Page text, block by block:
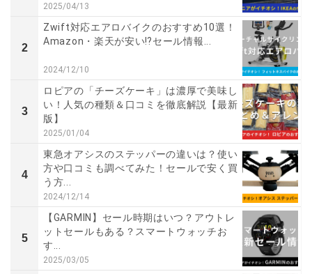
2025/04/13
2
Zwift対応エアロバイクのおすすめ10選！
Amazon・楽天が安い⁉セール情報...
2024/12/10
3
ロピアの「チーズケーキ」は濃厚で美味し
い！人気の種類＆口コミを徹底解説【最新
版】
2025/01/04
4
東急オアシスのステッパーの違いは？使い
方や口コミも調べてみた！セールで安く買
う方...
2024/12/14
5
【GARMIN】セール時期はいつ？アウトレ
ットセールもある？スマートウォッチお
す...
2025/03/05